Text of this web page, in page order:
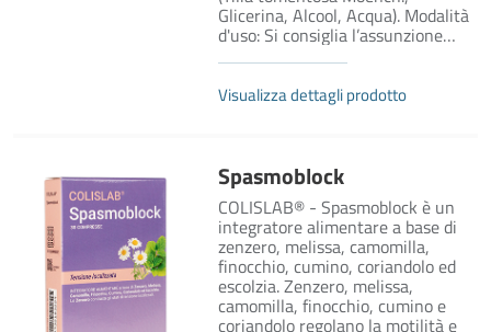
Glicerina, Alcool, Acqua). Modalità
d'uso: Si consiglia l’assunzione…
Visualizza dettagli prodotto
Spasmoblock
COLISLAB® - Spasmoblock è un
integratore alimentare a base di
zenzero, melissa, camomilla,
finocchio, cumino, coriandolo ed
escolzia. Zenzero, melissa,
camomilla, finocchio, cumino e
coriandolo regolano la motilità e